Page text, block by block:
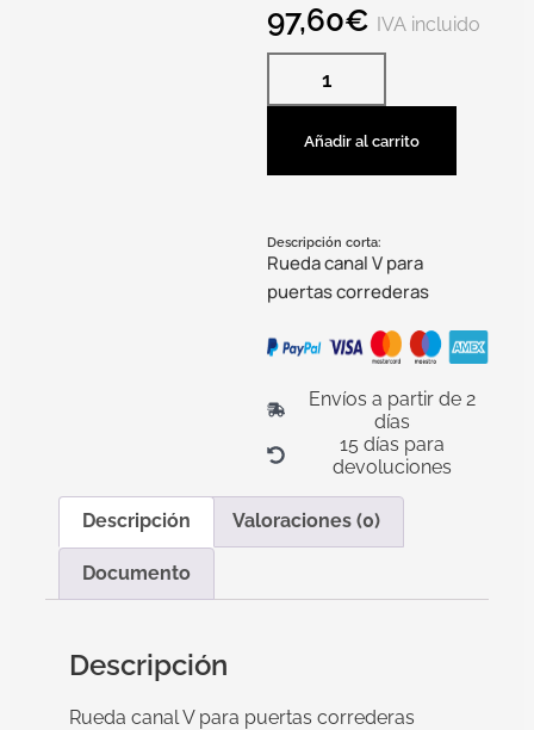
97,60€ IVA incluido
Añadir al carrito
Descripción corta:
Rueda canal V para
puertas correderas
Envíos a partir de 2
días
15 días para
devoluciones
Descripción Valoraciones (0)
Documento
Descripción
Rueda canal V para puertas correderas